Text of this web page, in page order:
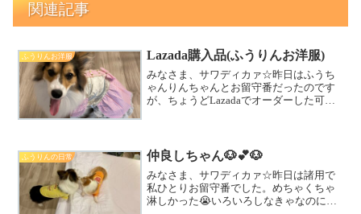
関連記事
ふうりんお洋服 Lazada購入品(ふうりんお洋服)
みなさま、サワディカァ☆昨日はふうち
ゃんりんちゃんとお留守番だったのです
が、ちょうどLazadaでオーダーした可愛
品質的には激安の...
ふうりんの日常 仲良しちゃん🐶💕🐶
みなさま、サワディカァ☆昨日は諸用で
私ひとりお留守番でした。めちゃくちゃ
淋しかった😭いろいろしなきゃなのにヤ